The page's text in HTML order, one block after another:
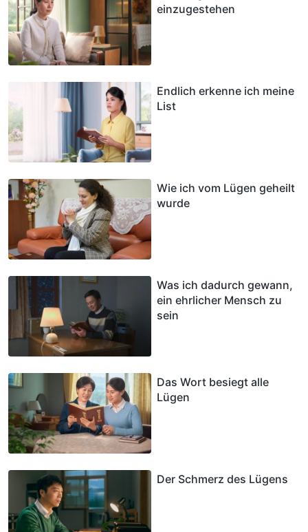
einzugestehen
Endlich erkenne ich meine
List
Wie ich vom Lügen geheilt
wurde
Was ich dadurch gewann,
ein ehrlicher Mensch zu
sein
Das Wort besiegt alle
Lügen
Der Schmerz des Lügens